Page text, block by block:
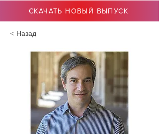
СКАЧАТЬ НОВЫЙ ВЫПУСК
< Назад